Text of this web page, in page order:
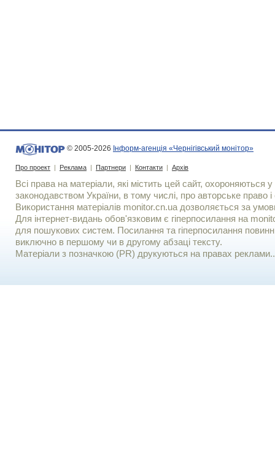
© 2005-2026 Інформ-агенція «Чернігівський монітор»
Про проект | Реклама | Партнери | Контакти | Архів
Всі права на матеріали, які містить цей сайт, охороняються у
законодавством України, в тому числі, про авторське право і
Використання матерiалiв monitor.cn.ua дозволяється за
Для iнтернет-видань обов'язковим є гiперпосилання на
для пошукових систем. Посилання та гіперпосилання
виключно в першому чи в другому абзаці тексту.
Матеріали з позначкою (PR) друкуються на правах реклами..